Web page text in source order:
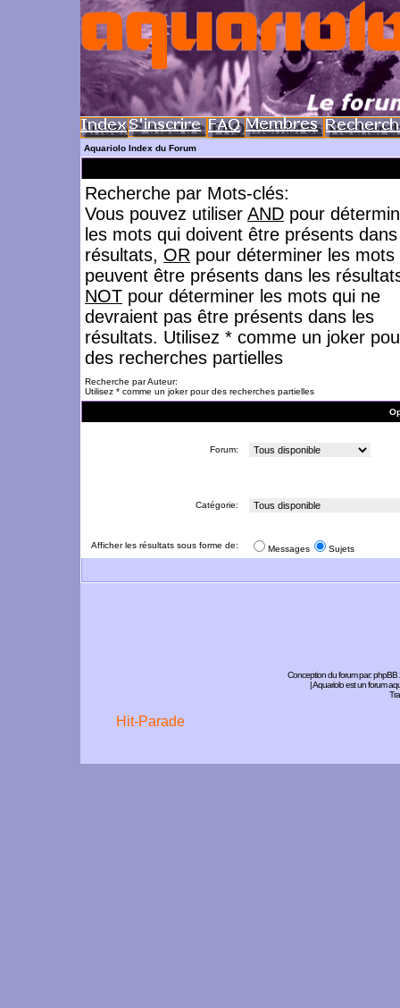
Aquariolo Index du Forum
Recherche par Mots-clés:
Vous pouvez utiliser AND pour
les mots qui doivent être présents
résultats, OR pour déterminer les mots
peuvent être présents dans les
NOT pour déterminer les mots qui ne
devraient pas être présents dans les
résultats. Utilisez * comme un joker
des recherches partielles
Recherche par Auteur:
Utilisez * comme un joker pour des recherches partielles
Forum:
Catégorie:
Afficher les résultats sous forme de: Messages Sujets
Conception du forum par:phpBB
| Aquariolo est un forum